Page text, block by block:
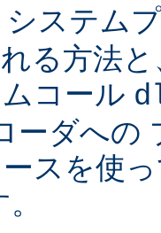
システム
る方法
コール
ーダへの
スを使